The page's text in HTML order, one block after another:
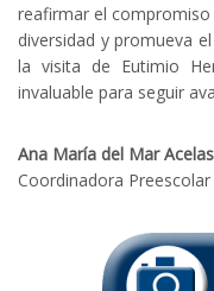
reafirmar el
diversidad y promueva
la visita de Eutimio
invaluable para seguir
Ana María del Mar
Coordinadora